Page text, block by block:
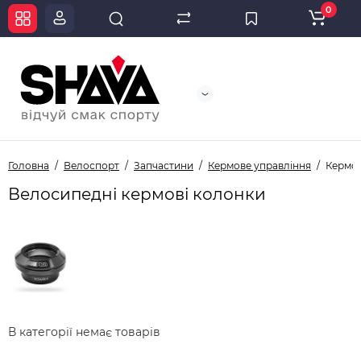
0
Головна Велоспорт Запчастини Кермове управління
Велосипедні кермові колонки
В категорії немає товарів